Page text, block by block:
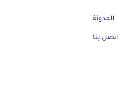
المدونة
اتصل بنا